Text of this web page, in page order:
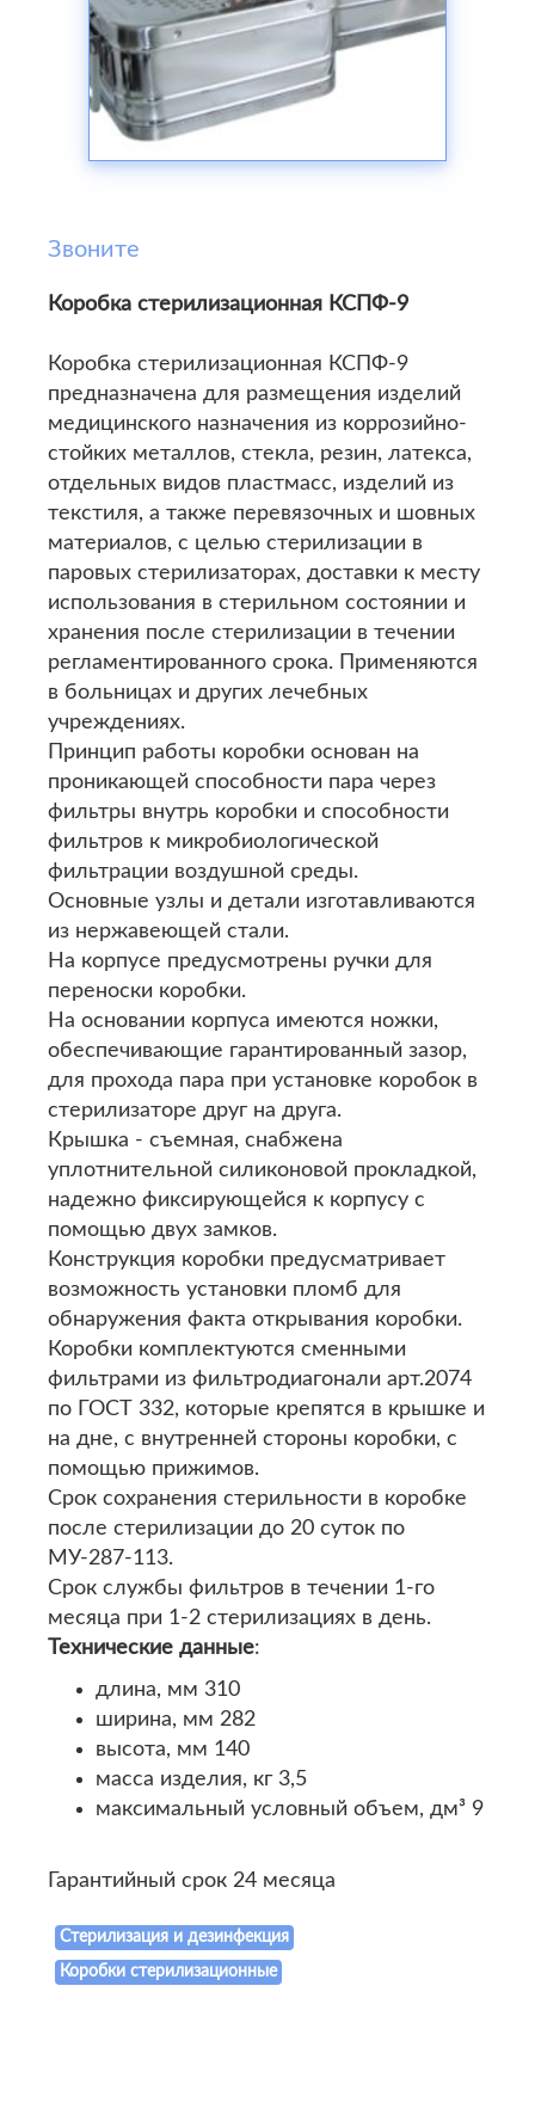
Звоните
Коробка стерилизационная КСПФ-9
Коробка стерилизационная КСПФ-9
предназначена для размещения изделий
медицинского назначения из коррозийно-
стойких металлов, стекла, резин, латекса,
отдельных видов пластмасс, изделий из
текстиля, а также перевязочных и шовных
материалов, с целью стерилизации в
паровых стерилизаторах, доставки к месту
использования в стерильном состоянии и
хранения после стерилизации в течении
регламентированного срока. Применяются
в больницах и других лечебных
учреждениях.
Принцип работы коробки основан на
проникающей способности пара через
фильтры внутрь коробки и способности
фильтров к микробиологической
фильтрации воздушной среды.
Основные узлы и детали изготавливаются
из нержавеющей стали.
На корпусе предусмотрены ручки для
переноски коробки.
На основании корпуса имеются ножки,
обеспечивающие гарантированный зазор,
для прохода пара при установке коробок в
стерилизаторе друг на друга.
Крышка - съемная, снабжена
уплотнительной силиконовой прокладкой,
надежно фиксирующейся к корпусу с
помощью двух замков.
Конструкция коробки предусматривает
возможность установки пломб для
обнаружения факта открывания коробки.
Коробки комплектуются сменными
фильтрами из фильтродиагонали арт.2074
по ГОСТ 332, которые крепятся в крышке и
на дне, с внутренней стороны коробки, с
помощью прижимов.
Срок сохранения стерильности в коробке
после стерилизации до 20 суток по
МУ-287-113.
Срок службы фильтров в течении 1-го
месяца при 1-2 стерилизациях в день.
Технические данные:
длина, мм 310
ширина, мм 282
высота, мм 140
масса изделия, кг 3,5
максимальный условный объем, дм³ 9
Гарантийный срок 24 месяца
Стерилизация и дезинфекция
Коробки стерилизационные